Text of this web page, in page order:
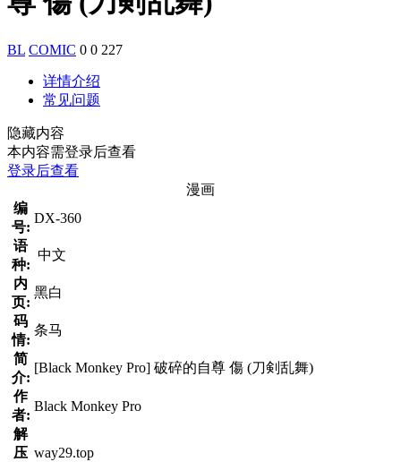
BL COMIC 0 0 227
详情介绍
常见问题
隐藏内容
本内容需登录后查看
登录后查看
漫画
编
号:
DX-360
语
种:
中文
内
页:
黑白
码
情:
条马
简
介:
[Black Monkey Pro] 破碎的自尊 傷 (刀剣乱舞)
作
者:
Black Monkey Pro
解
压 way29.top